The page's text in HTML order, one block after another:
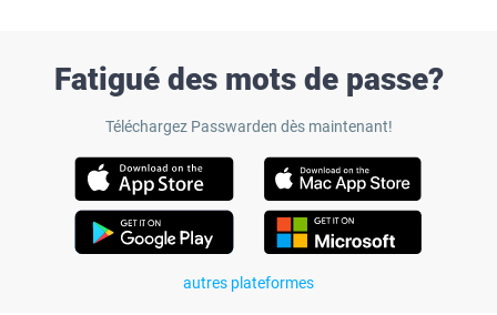
Fatigué des mots de passe?
Téléchargez Passwarden dès maintenant!
аutres plateformes